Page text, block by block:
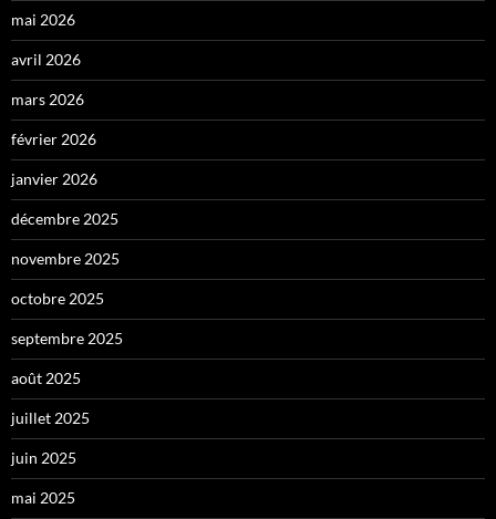
mai 2026
avril 2026
mars 2026
février 2026
janvier 2026
décembre 2025
novembre 2025
octobre 2025
septembre 2025
août 2025
juillet 2025
juin 2025
mai 2025